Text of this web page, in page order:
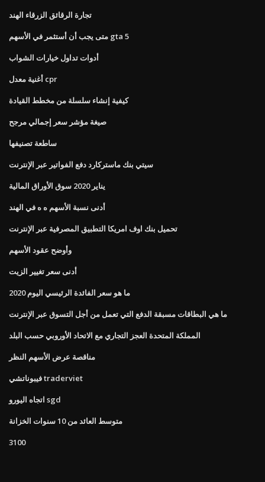
تجارة الرقائق الزرقاء الهند
متى يجب أن أستثمر في الأسهم gta 5
أدوات تداول خيارات الشواب
أغنية معدل cpr
كيفية إنشاء سلسلة من مخطط القيادة
صيغة مؤشر سعر إجمالي مرجح
ساطعة تصنيفها
سيتي بنك ماستركارد دفع الفواتير عبر الإنترنت
يناير 2020 سوق الأوراق المالية
أدنى نسبة الأسهم ه ه في الهند
تحميل بنك اوف امريكا التطبيق المصرفية عبر الإنترنت
وأوضح عقود الأسهم
أدنى سعر تغيير الزيت
ما هو سعر الفائدة الرئيسي اليوم 2020
ما هي البطاقات مسبقة الدفع التي تعمل من أجل التسوق عبر الإنترنت
المملكة المتحدة العجز التجاري مع الاتحاد الأوروبي حسب البلد
مناقصة عرض الأسهم النظر
فيبوناتشي traderviet
اتجاه اليورو sgd
متوسط ​​العائد من 10 سنوات الخزانة
3100